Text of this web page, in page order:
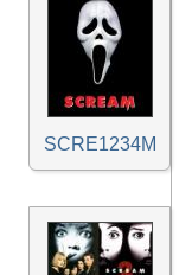
SCRE1234M